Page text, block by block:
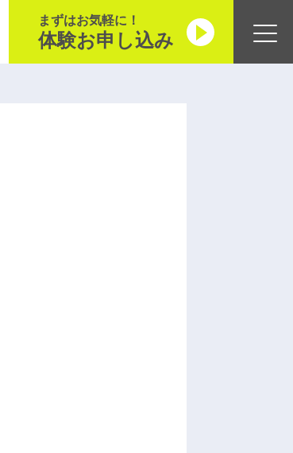
まずはお気軽に！
体験お申し込み